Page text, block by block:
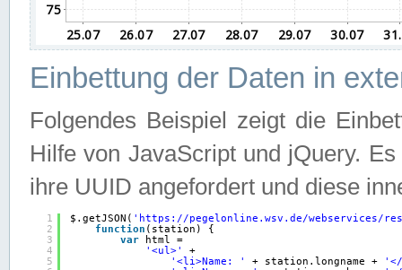
Einbettung der Daten in
Folgendes Beispiel zeigt die
Hilfe von JavaScript und jQuery.
ihre UUID angefordert und diese
1
2
3
4
5
$.getJSON( ' https://pegelonline.wsv.de/webservices/
function (station) {
var
html =
'<ul>'
+
'<li>Name: '
+ station.longname +